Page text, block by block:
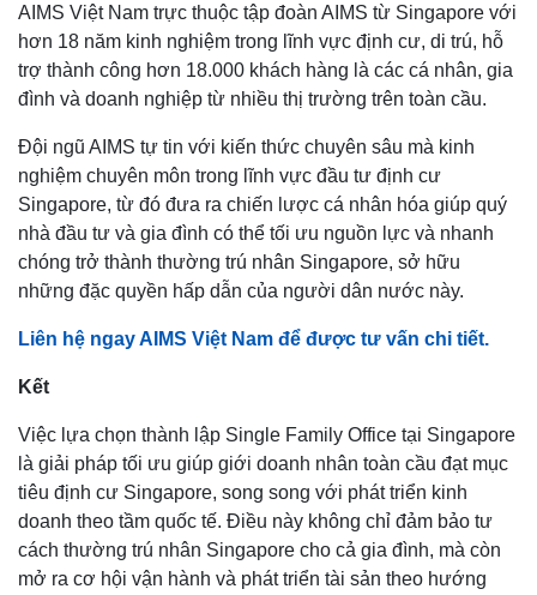
AIMS Việt Nam trực thuộc tập đoàn AIMS từ Singapore với
hơn 18 năm kinh nghiệm trong lĩnh vực định cư, di trú, hỗ
trợ thành công hơn 18.000 khách hàng là các cá nhân, gia
đình và doanh nghiệp từ nhiều thị trường trên toàn cầu.
Đội ngũ AIMS tự tin với kiến thức chuyên sâu mà kinh
nghiệm chuyên môn trong lĩnh vực đầu tư định cư
Singapore, từ đó đưa ra chiến lược cá nhân hóa giúp quý
nhà đầu tư và gia đình có thể tối ưu nguồn lực và nhanh
chóng trở thành thường trú nhân Singapore, sở hữu
những đặc quyền hấp dẫn của người dân nước này.
Liên hệ ngay AIMS Việt Nam để được tư vấn chi tiết.
Kết
Việc lựa chọn thành lập Single Family Office tại Singapore
là giải pháp tối ưu giúp giới doanh nhân toàn cầu đạt mục
tiêu định cư Singapore, song song với phát triển kinh
doanh theo tầm quốc tế. Điều này không chỉ đảm bảo tư
cách thường trú nhân Singapore cho cả gia đình, mà còn
mở ra cơ hội vận hành và phát triển tài sản theo hướng